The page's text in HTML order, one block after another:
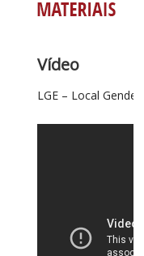
Vídeo
LGE – Local